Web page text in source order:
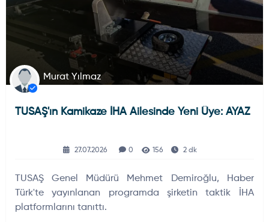
Murat Yılmaz
TUSAŞ'ın Kamikaze İHA Ailesinde Yeni Üye: AYAZ
27.07.2026 0 156 2 dk
TUSAŞ Genel Müdürü Mehmet Demiroğlu, Haber
Türk'te yayınlanan programda şirketin taktik İHA
platformlarını tanıttı.